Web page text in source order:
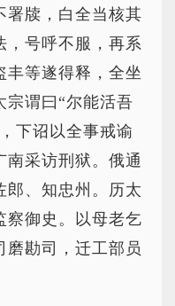
署牍，白全当核其
，号呼不服，再系
丰等遂得释，全坐
宗谓曰“尔能活吾
下诏以全事戒谕
南采访刑狱。俄通
郎、知忠州。历太
察御史。以母老乞
磨勘司，迁工部员